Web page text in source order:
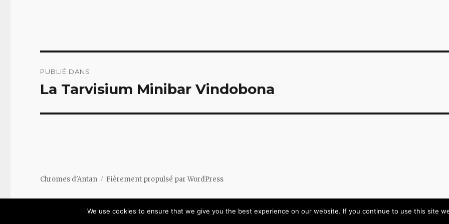
de
PUBLIÉ DANS
La Tarvisium Minibar Vindobona
Chromes d'Antan Fièrement propulsé par WordPress
We use cookies to ensure that we give you the best experience on our website. If you continue to use this site